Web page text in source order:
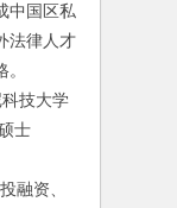
中国区私
法律人才
技大学
士
融资、